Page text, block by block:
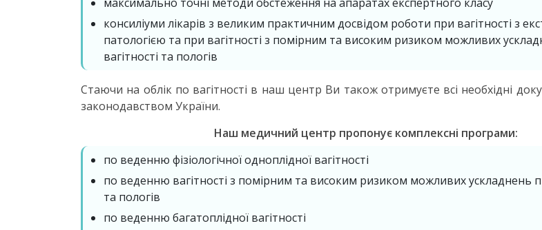
консиліуми лікарів з великим практичним досвідом роботи при вагітності з
патологією та при вагітності з помірним та високим ризиком можливих
вагітності та пологів
Стаючи на облік по вагітності в наш центр Ви також отримуєте всі необхідні
законодавством України.
Наш медичний центр пропонує комплексні програми:
по веденню фізіологічної одноплідної вагітності
по веденню вагітності з помірним та високим ризиком можливих ускладнень
та пологів
по веденню багатоплідної вагітності